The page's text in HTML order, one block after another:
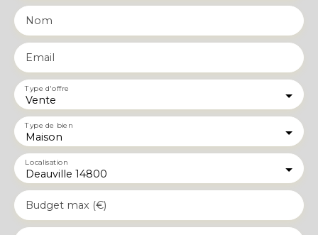
Nom
Email
Vente
Type d'offre
Maison
Type de bien
Deauville 14800
Localisation
Budget max (€)